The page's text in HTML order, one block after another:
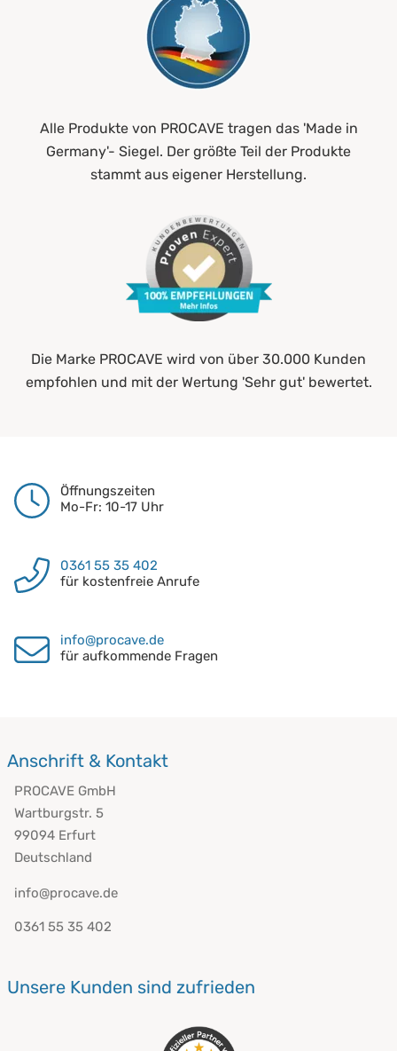
Alle Produkte von PROCAVE tragen das 'Made in
Germany'- Siegel. Der größte Teil der Produkte
stammt aus eigener Herstellung.
Die Marke PROCAVE wird von über 30.000 Kunden
empfohlen und mit der Wertung 'Sehr gut' bewertet.
Öffnungszeiten
Mo-Fr: 10-17 Uhr
0361 55 35 402
für kostenfreie Anrufe
info@procave.de
für aufkommende Fragen
Anschrift & Kontakt
PROCAVE GmbH
Wartburgstr. 5
99094 Erfurt
Deutschland
info@procave.de
0361 55 35 402
Unsere Kunden sind zufrieden